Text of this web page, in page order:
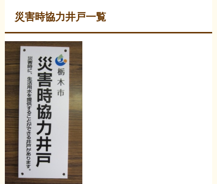
災害時協力井戸一覧